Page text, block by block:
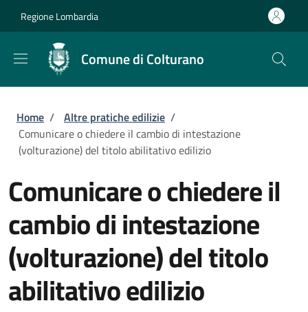
Regione Lombardia
Comune di Colturano
Briciole di pane
Home / Altre pratiche edilizie /
Comunicare o chiedere il cambio di intestazione
(volturazione) del titolo abilitativo edilizio
Comunicare o chiedere il
cambio di intestazione
(volturazione) del titolo
abilitativo edilizio